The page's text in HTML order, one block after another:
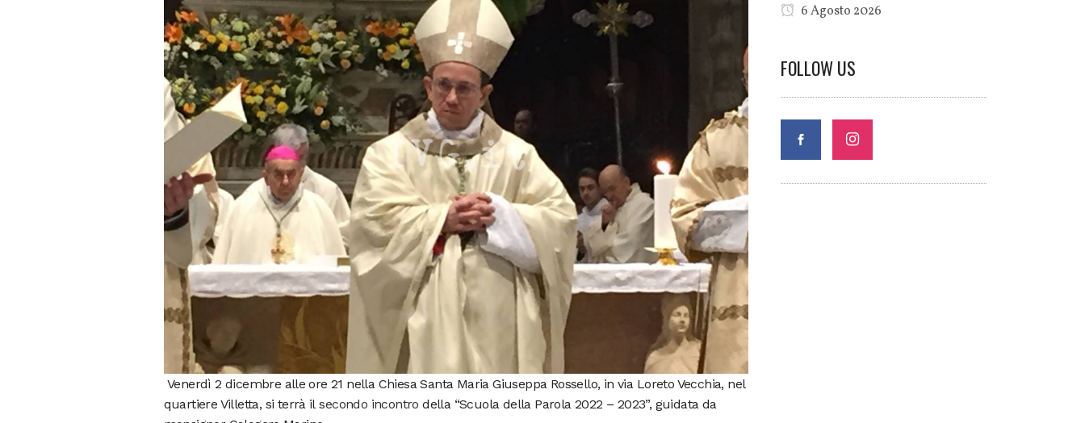
Venerdì 2 dicembre alle ore 21 nella Chiesa Santa Maria Giuseppa Rossello, in via Loreto Vecchia, nel
quartiere Villetta, si terrà ilsecondo incontro della “Scuola della Parola 2022 – 2023”, guidata da
6 Agosto 2026
FOLLOW US